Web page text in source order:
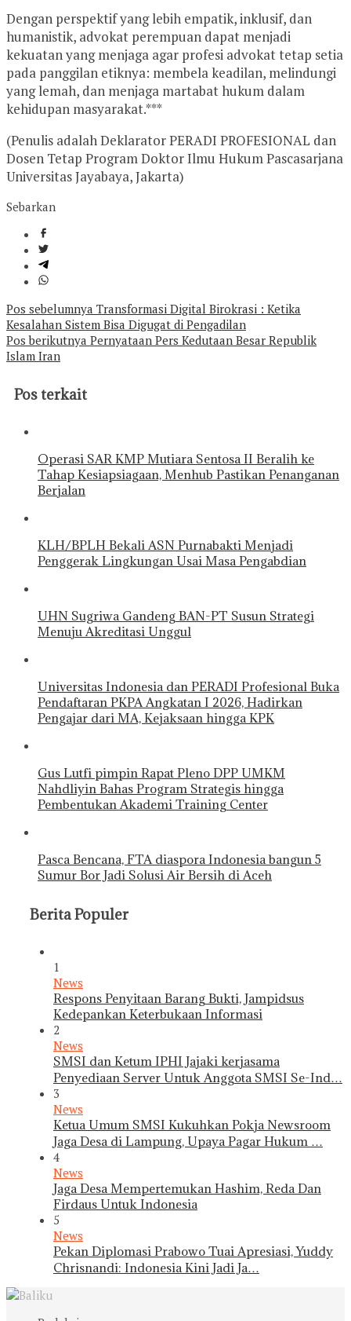
Dengan perspektif yang lebih empatik, inklusif, dan
humanistik, advokat perempuan dapat menjadi
kekuatan yang menjaga agar profesi advokat tetap setia
pada panggilan etiknya: membela keadilan, melindungi
yang lemah, dan menjaga martabat hukum dalam
kehidupan masyarakat.***
(Penulis adalah Deklarator PERADI PROFESIONAL dan
Dosen Tetap Program Doktor Ilmu Hukum Pascasarjana
Universitas Jayabaya, Jakarta)
Sebarkan
Navigasi
pos
Pos sebelumnya Transformasi Digital Birokrasi : Ketika
Kesalahan Sistem Bisa Digugat di Pengadilan
Pos berikutnya Pernyataan Pers Kedutaan Besar Republik
Islam Iran
Pos terkait
Operasi SAR KMP Mutiara Sentosa II Beralih ke
Tahap Kesiapsiagaan, Menhub Pastikan Penanganan
Berjalan
KLH/BPLH Bekali ASN Purnabakti Menjadi
Penggerak Lingkungan Usai Masa Pengabdian
UHN Sugriwa Gandeng BAN-PT Susun Strategi
Menuju Akreditasi Unggul
Universitas Indonesia dan PERADI Profesional Buka
Pendaftaran PKPA Angkatan I 2026, Hadirkan
Pengajar dari MA, Kejaksaan hingga KPK
Gus Lutfi pimpin Rapat Pleno DPP UMKM
Nahdliyin Bahas Program Strategis hingga
Pembentukan Akademi Training Center
Pasca Bencana, FTA diaspora Indonesia bangun 5
Sumur Bor Jadi Solusi Air Bersih di Aceh
Berita Populer
1
News
Respons Penyitaan Barang Bukti, Jampidsus
Kedepankan Keterbukaan Informasi
2
News
SMSI dan Ketum IPHI Jajaki kerjasama
Penyediaan Server Untuk Anggota SMSI Se-Ind…
3
News
Ketua Umum SMSI Kukuhkan Pokja Newsroom
Jaga Desa di Lampung, Upaya Pagar Hukum …
4
News
Jaga Desa Mempertemukan Hashim, Reda Dan
Firdaus Untuk Indonesia
5
News
Pekan Diplomasi Prabowo Tuai Apresiasi, Yuddy
Chrisnandi: Indonesia Kini Jadi Ja…